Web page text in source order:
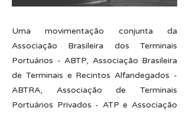
Uma movimentação conjunta da
Associação Brasileira dos Terminais
Portuários - ABTP, Associação Brasileira
de Terminais e Recintos Alfandegados -
ABTRA, Associação de Terminais
Portuários Privados - ATP e Associação